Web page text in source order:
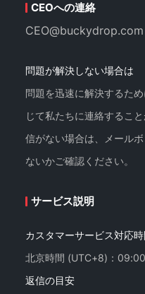
CEOへの連絡
CEO@buckydrop.com
問題が解決しない場合は
問題を迅速に解決するた
じて私たちに連絡するこ
信がない場合は、メール
ないかご確認ください。
サービス説明
カスタマーサービス対応時
北京時間 (UTC+8)：
返信の目安